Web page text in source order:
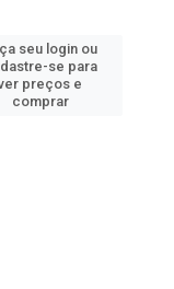
seu login ou
se para
preços e
comprar